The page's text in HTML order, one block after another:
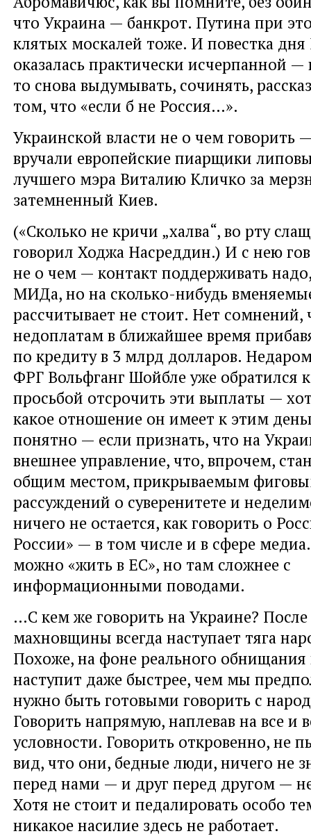
что Украина — банкрот. Путина при
клятых москалей тоже. И повестка дня
оказалась практически исчерпанной
то снова выдумывать, сочинять,
том, что «если б не Россия…».
Украинской власти не о чем говорить
вручали европейские пиарщики
лучшего мэра Виталию Кличко за
затемненный Киев.
(«Сколько не кричи „халва“, во рту
говорил Ходжа Насреддин.) И с нею
не о чем — контакт поддерживать
МИДа, но на сколько-нибудь
рассчитывает не стоит. Нет сомнений,
недоплатам в ближайшее время
по кредиту в 3 млрд долларов.
ФРГ Вольфганг Шойбле уже обратился
просьбой отсрочить эти выплаты —
какое отношение он имеет к этим
понятно — если признать, что на
внешнее управление, что, впрочем,
общим местом, прикрываемым
рассуждений о суверенитете и
ничего не остается, как говорить о
России» — в том числе и в сфере
можно «жить в ЕС», но там сложнее с
информационными поводами.
…С кем же говорить на Украине?
махновщины всегда наступает тяга
Похоже, на фоне реального обнищания
наступит даже быстрее, чем мы
нужно быть готовыми говорить с
Говорить напрямую, наплевав на все и
условности. Говорить откровенно, не
вид, что они, бедные люди, ничего не
перед нами — и друг перед другом —
Хотя не стоит и педалировать особо
никакое насилие здесь не работает.